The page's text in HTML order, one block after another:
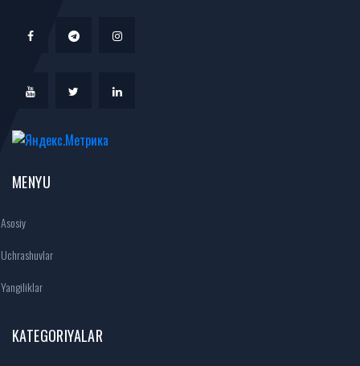
MENYU
Asosiy
Uchrashuvlar
Yangiliklar
KATEGORIYALAR